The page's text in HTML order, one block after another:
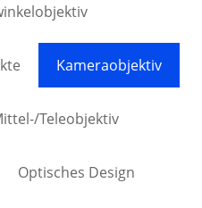
Kameraobjektiv
Teleobjektiv
Optisches Design